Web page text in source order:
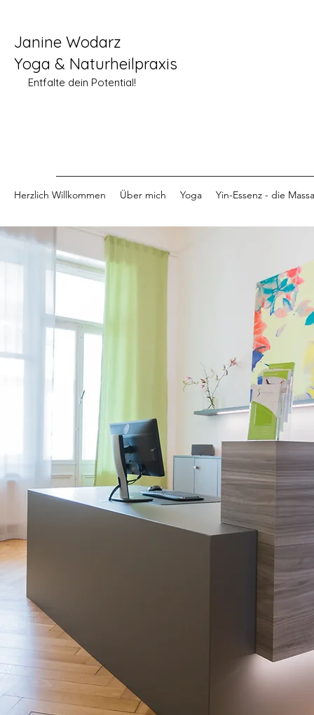
Janine Wodarz
Yoga & Naturheilpraxis
Entfalte dein Potential!
Herzlich Willkommen Über mich Yoga Yin-Essenz - die